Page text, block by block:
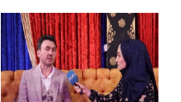
məqsədim təkcə diplom əldə etmək
deyil. Mənim üçün universitetdə
qazandığım bilik və təcrübə dah